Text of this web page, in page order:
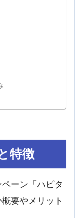
特徴
ーン「ハピタ
要やメリット